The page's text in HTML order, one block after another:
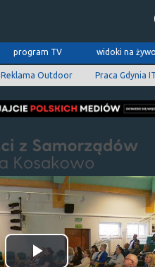
program TV widoki na
Reklama Outdoor Praca Gdynia